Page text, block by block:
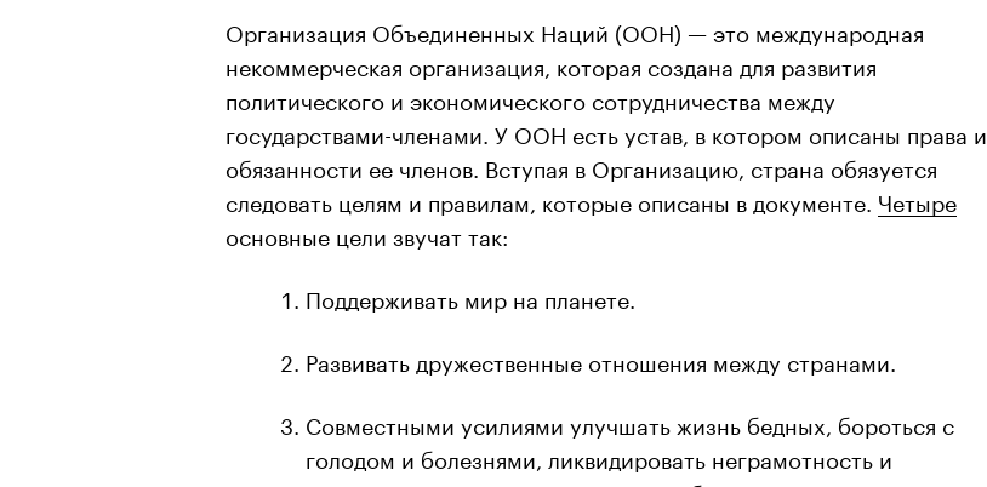
Организация Объединенных Наций (ООН) — это международная
некоммерческая организация, которая создана для развития
политического и экономического сотрудничества между
государствами-членами. У ООН есть устав, в котором описаны права и
обязанности ее членов. Вступая в Организацию, страна обязуется
следовать целям и правилам, которые описаны в документе. Четыре
основные цели звучат так:
Поддерживать мир на планете.
Развивать дружественные отношения между странами.
Совместными усилиями улучшать жизнь бедных, бороться с
голодом и болезнями, ликвидировать неграмотность и